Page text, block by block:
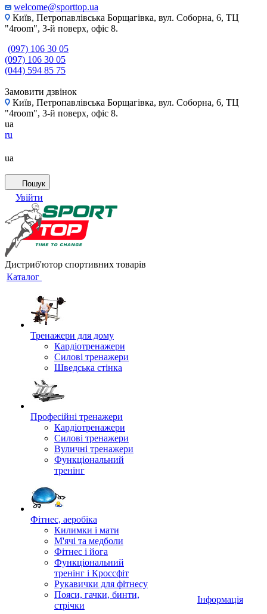
welcome@sporttop.ua
Київ, Петропавлівська Борщагівка, вул. Соборна, 6, ТЦ
"4room", 3-й поверх, офіс 8.
(097) 106 30 05
(097) 106 30 05
(044) 594 85 75
Замовити дзвінок
Київ, Петропавлівська Борщагівка, вул. Соборна, 6, ТЦ
"4room", 3-й поверх, офіс 8.
ua
ru
ua
Пошук
Увійти
Дистриб'ютор спортивних товарів
Каталог
Тренажери для дому
Кардіотренажери
Силові тренажери
Шведська стінка
Професійні тренажери
Кардіотренажери
Силові тренажери
Вуличні тренажери
Функціональний
тренінг
Фітнес, аеробіка
Килимки і мати
М'ячі та медболи
Фітнес і йога
Функціональний
тренінг і Кроссфіт
Рукавички для фітнесу
Пояси, гачки, бинти,
стрічки
Інформація